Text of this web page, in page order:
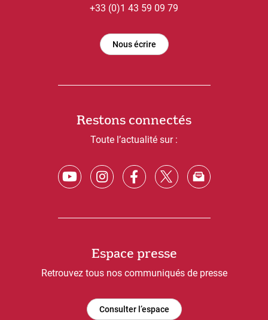
+33 (0)1 43 59 09 79
Nous écrire
Restons connectés
Toute l’actualité sur :
Espace presse
Retrouvez tous nos communiqués de presse
Consulter l’espace